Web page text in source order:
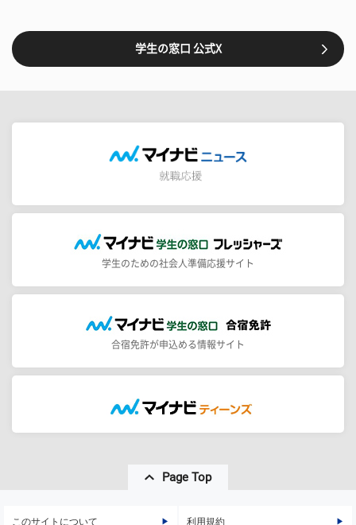
学生の窓口 公式X
学生のための社会人準備応援サイト
合宿免許が申込める情報サイト
Page Top
このサイトについて 利用規約